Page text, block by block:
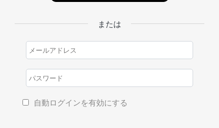
または
自動ログインを有効にする